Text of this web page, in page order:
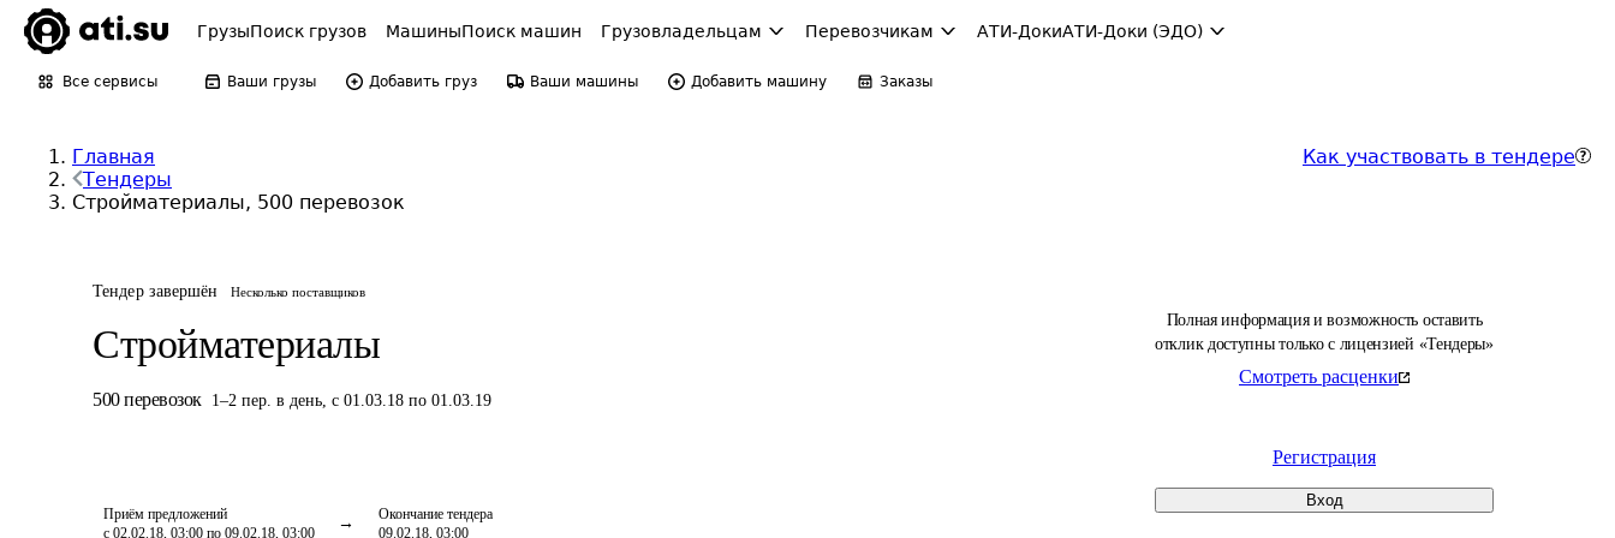
ГрузыПоиск грузов МашиныПоиск машин Грузовладельцам Перевозчикам АТИ-ДокиАТИ-Доки (ЭДО)
Все сервисы Ваши грузы Добавить груз Ваши машины Добавить машину Заказы
Главная
Тендеры
Стройматериалы, 500 перевозок
Как участвовать в тендере
Тендер завершён Несколько поставщиков
Стройматериалы
500 перевозок 1–2 пер. в день, с 01.03.18 по 01.03.19
Приём предложений
с 02.02.18, 03:00 по 09.02.18, 03:00
Окончание тендера
09.02.18, 03:00
Полная информация и возможность оставить
отклик доступны только с лицензией «Тендеры»
Смотреть расценки
Регистрация
Вход